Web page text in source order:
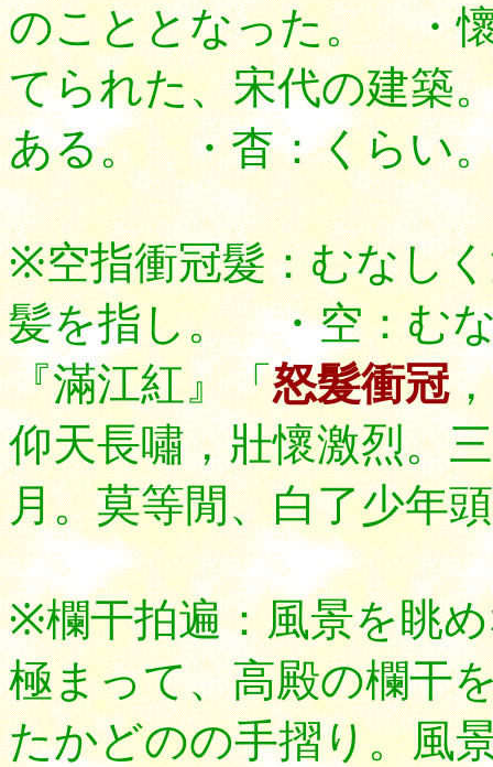
のこととなった。 ・
てられた、宋代の建築
ある。 ・杳：くらい
※空指衝冠髮：むなし
髪を指し。 ・空：む
『滿江紅』「怒髮衝冠
仰天長嘯，壯懷激烈。
月。莫等閒、白了少年
※欄干拍遍：風景を眺
極まって、高殿の欄干
たかどのの手摺り。風